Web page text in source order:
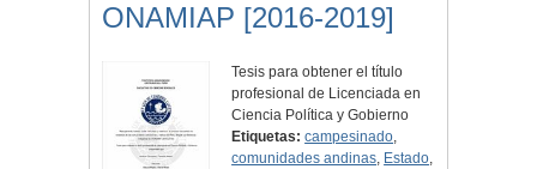
ONAMIAP [2016-2019]
Tesis para obtener el título
profesional de Licenciada en
Ciencia Política y Gobierno
Etiquetas: campesinado,
comunidades andinas, Estado,